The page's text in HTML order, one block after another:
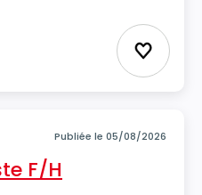
Ajouter
Publiée le 05/08/2026
F/H